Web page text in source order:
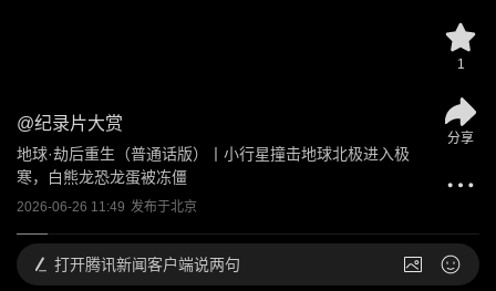
@纪录片大赏
地球·劫后重生（普通话版）丨小行星撞击地球北极进入极
寒，白熊龙恐龙蛋被冻僵
2026-06-26 11:49 发布于北京
1
分享
打开腾讯新闻客户端说两句